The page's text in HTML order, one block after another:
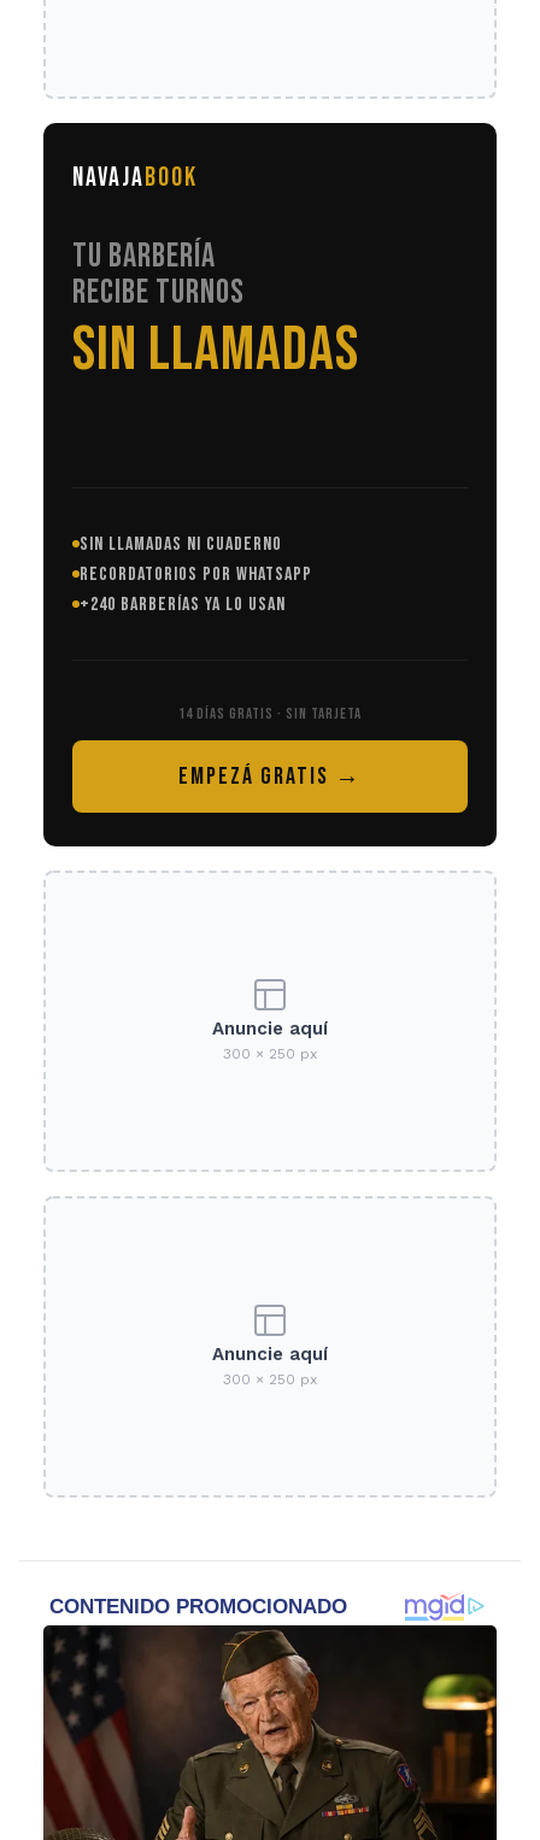
NAVAJABOOK
TU BARBERÍA
RECIBE TURNOS
EN AUTOMÁTICO
SIN LLAMADAS NI CUADERNO
RECORDATORIOS POR WHATSAPP
+240 BARBERÍAS YA LO USAN
14 DÍAS GRATIS · SIN TARJETA
EMPEZÁ GRATIS →
Anuncie aquí
300 × 250 px
Anuncie aquí
300 × 250 px